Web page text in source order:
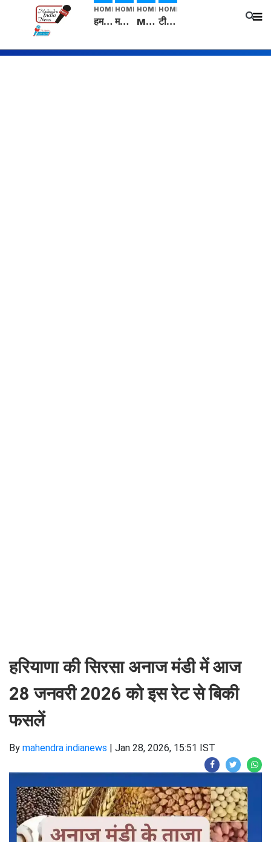
HOME
हम सनातनी..." सांसद kangana Ranaut से क्या बोली लड़की? Viral Jantar-Mantar | CJP protest
HOME
मनीषा हत्याकांड: हत्या, आत्महत्या या कोई बड़ा राज? | Full Story | Josh Haryana
HOME
Mangalsutra: हिंदू धर्म में शादी के बाद मंगलसूत्र क्यों पहनती है महिलाएं, किसने शुरु की ये परंपरा
HOME
टीम बीकेई ने एग्रीकल्चर ग्रेड की यूरिया खाद गट्टों में बदलकर टेक्निकल ग्रेड में बेचने वालों पर करवाई कार्रवाई: लखविंदर सिंह औलख
हरियाणा की सिरसा अनाज मंडी में आज
28 जनवरी 2026 को इस रेट से बिकी
फसलें
By mahendra indianews | Jan 28, 2026, 15:51 IST